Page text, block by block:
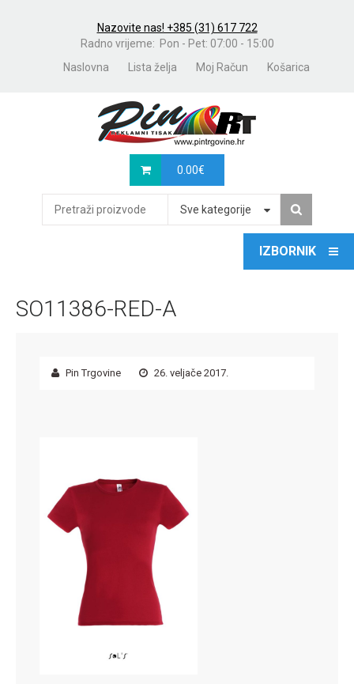
Nazovite nas! +385 (31) 617 722
Radno vrijeme: Pon - Pet: 07:00 - 15:00
Naslovna
Lista želja Moj Račun Košarica
0.00€
Sve kategorije
SO11386-RED-A
Pin Trgovine 26. veljače 2017.